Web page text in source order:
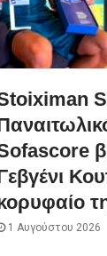
1 Αυγούστου 2026